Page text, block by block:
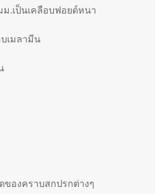
.เป็นเคลือบฟอยด์หนา
เมลามีน
ของคราบสกปรกต่างๆ